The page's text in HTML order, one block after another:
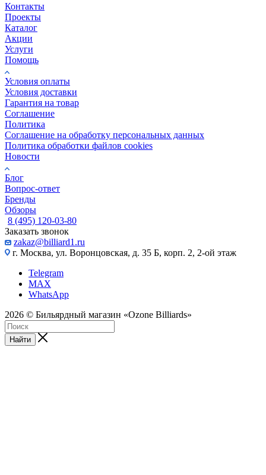
Контакты
Проекты
Каталог
Акции
Услуги
Помощь
Условия оплаты
Условия доставки
Гарантия на товар
Соглашение
Политика
Соглашение на обработку персональных данных
Политика обработки файлов cookies
Новости
Блог
Вопрос-ответ
Бренды
Обзоры
8 (495) 120-03-80
Заказать звонок
zakaz@billiard1.ru
г. Москва, ул. Воронцовская, д. 35 Б, корп. 2, 2-ой этаж
Telegram
MAX
WhatsApp
2026 © Бильярдный магазин «Ozone Billiards»
Найти